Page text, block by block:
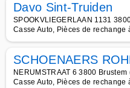
Davo Sint-Truiden
SPOOKVLIEGERLAAN 1131
Casse Auto, Pièces de rechange
SCHOENAERS
NERUMSTRAAT 6 3800
Casse Auto, Pièces de rechange